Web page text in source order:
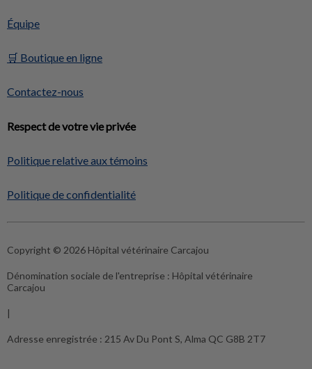
Équipe
🛒 Boutique en ligne
Contactez-nous
Respect de votre vie privée
Politique relative aux témoins
Politique de confidentialité
Copyright © 2026 Hôpital vétérinaire Carcajou
Dénomination sociale de l'entreprise : Hôpital vétérinaire
Carcajou
|
Adresse enregistrée : 215 Av Du Pont S, Alma QC G8B 2T7